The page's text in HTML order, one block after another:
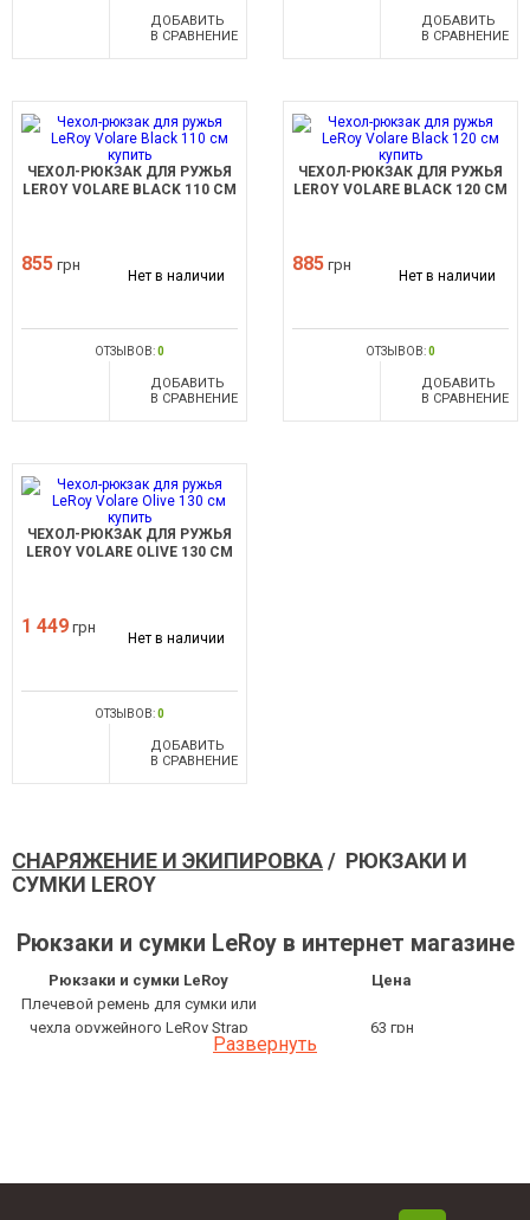
ДОБАВИТЬ
В СРАВНЕНИЕ
ДОБАВИТЬ
В СРАВНЕНИЕ
ЧЕХОЛ-РЮКЗАК ДЛЯ РУЖЬЯ
LEROY VOLARE BLACK 110 СМ
855 грн
Нет в наличии
ОТЗЫВОВ:0
ДОБАВИТЬ
В СРАВНЕНИЕ
ЧЕХОЛ-РЮКЗАК ДЛЯ РУЖЬЯ
LEROY VOLARE BLACK 120 СМ
885 грн
Нет в наличии
ОТЗЫВОВ:0
ДОБАВИТЬ
В СРАВНЕНИЕ
ЧЕХОЛ-РЮКЗАК ДЛЯ РУЖЬЯ
LEROY VOLARE OLIVE 130 СМ
1 449 грн
Нет в наличии
ОТЗЫВОВ:0
ДОБАВИТЬ
В СРАВНЕНИЕ
СНАРЯЖЕНИЕ И ЭКИПИРОВКА/ РЮКЗАКИ И
СУМКИ LEROY
Рюкзаки и сумки LeRoy в интернет магазине
Рюкзаки и сумки LeRoy
Цена
Плечевой ремень для сумки или
чехла оружейного LeRoy Strap
63 грн
1 369 грн
Развернуть